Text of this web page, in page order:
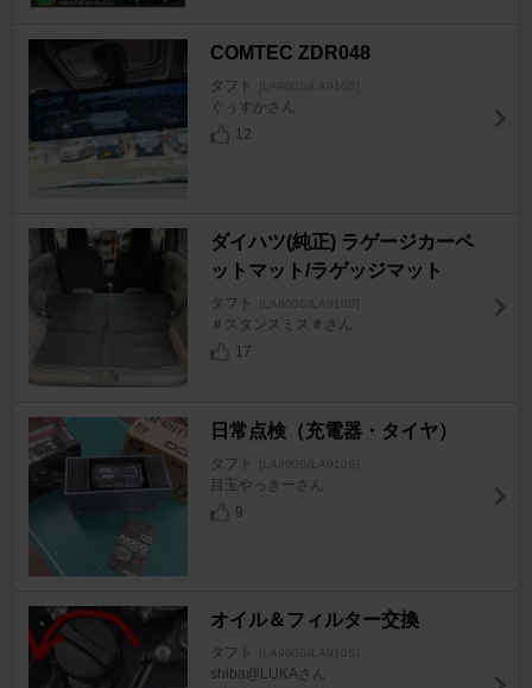
COMTEC ZDR048
タフト [LA900S/LA910S]
ぐぅすかさん
12
ダイハツ(純正) ラゲージカーペ
ットマット/ラゲッジマット
タフト [LA900S/LA910S]
＃スタンスミス＃さん
17
日常点検（充電器・タイヤ）
タフト [LA900S/LA910S]
目玉やっきーさん
9
オイル＆フィルター交換
タフト [LA900S/LA910S]
shiba@LUKAさん